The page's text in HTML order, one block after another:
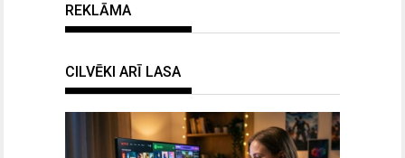
REKLĀMA
CILVĒKI ARĪ LASA